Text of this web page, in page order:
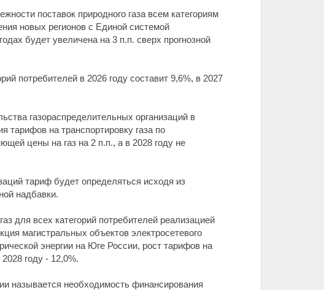
поставок природного газа всем категориям
новых регионов с Единой системой
будет увеличена на 3 п.п. сверх прогнозной
потребителей в 2026 году составит 9,6%, в 2027
газораспределительных организаций в
тарифов на транспортировку газа по
цены на газ на 2 п.п., а в 2028 году не
тариф будет определяться исходя из
надбавки.
для всех категорий потребителей реализацией
магистральных объектов электросетевого
энергии на Юге России, рост тарифов на
году - 12,0%.
называется необходимость финансирования